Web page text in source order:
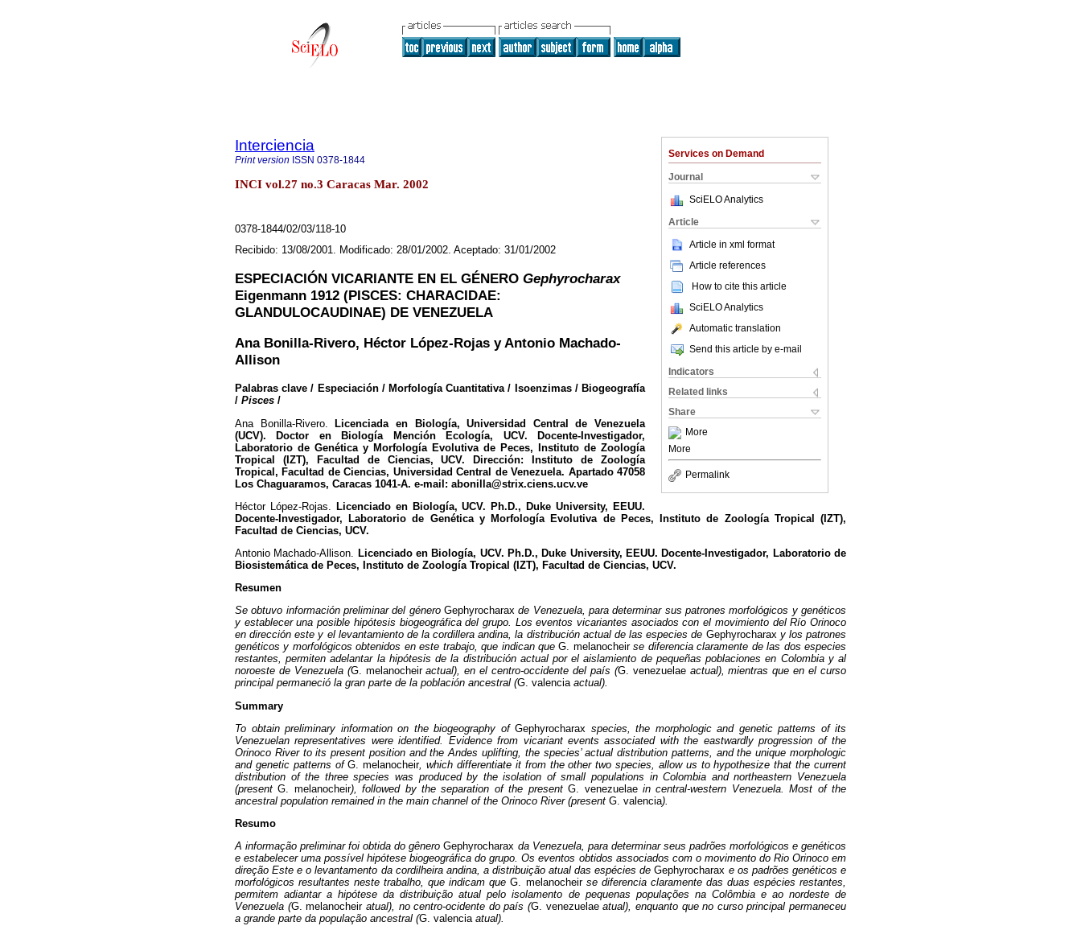
Services on Demand
Journal
SciELO Analytics
Article
Article in xml format
Article references
How to cite this article
SciELO Analytics
Automatic translation
Send this article by e-mail
Indicators
Related links
Share
More
More
Permalink
Interciencia
Print version ISSN 0378-1844
INCI vol.27 no.3 Caracas Mar. 2002
0378-1844/02/03/118-10
Recibido: 13/08/2001. Modificado: 28/01/2002. Aceptado: 31/01/2002
ESPECIACIÓN VICARIANTE EN EL GÉNERO Gephyrocharax
Eigenmann 1912 (PISCES: CHARACIDAE:
GLANDULOCAUDINAE) DE VENEZUELA
Ana Bonilla-Rivero, Héctor López-Rojas y Antonio Machado-
Allison
Palabras clave / Especiación / Morfología Cuantitativa / Isoenzimas / Biogeografía
/ Pisces /
Ana Bonilla-Rivero.
Licenciada en Biología, Universidad Central de Venezuela
(UCV). Doctor en Biología Mención Ecología, UCV. Docente-Investigador,
Laboratorio de Genética y Morfología Evolutiva de Peces, Instituto de Zoología
Tropical (IZT), Facultad de Ciencias, UCV. Dirección: Instituto de Zoología
Tropical, Facultad de Ciencias, Universidad Central de Venezuela. Apartado 47058
Los Chaguaramos, Caracas 1041-A. e-mail: abonilla@strix.ciens.ucv.ve
Héctor López-Rojas.
Licenciado en Biología, UCV. Ph.D., Duke University, EEUU.
Docente-Investigador, Laboratorio de Genética y Morfología Evolutiva de Peces, Instituto de Zoología Tropical (IZT),
Facultad de Ciencias, UCV.
Antonio Machado-Allison. Licenciado en Biología, UCV. Ph.D., Duke University, EEUU. Docente-Investigador, Laboratorio de
Biosistemática de Peces, Instituto de Zoología Tropical (IZT), Facultad de Ciencias, UCV.
Resumen
Se obtuvo información preliminar del género Gephyrocharax de Venezuela, para determinar sus patrones morfológicos y genéticos
y establecer una posible hipótesis biogeográfica del grupo. Los eventos vicariantes asociados con el movimiento del Río Orinoco
en dirección este y el levantamiento de la cordillera andina, la distribución actual de las especies de Gephyrocharaxy los patrones
genéticos y morfológicos obtenidos en este trabajo, que indican queG. melanocheirse diferencia claramente de las dos especies
restantes, permiten adelantar la hipótesis de la distribución actual por el aislamiento de pequeñas poblaciones en Colombia y al
noroeste de Venezuela (G. melanocheiractual), en el centro-occidente del país (G. venezuelaeactual), mientras que en el curso
principal permaneció la gran parte de la población ancestral (G. valenciaactual).
Summary
To obtain preliminary information on the biogeography of Gephyrocharax species, the morphologic and genetic patterns of its
Venezuelan representatives were identified. Evidence from vicariant events associated with the eastwardly progression of the
Orinoco River to its present position and the Andes uplifting, the species’ actual distribution patterns, and the unique morphologic
and genetic patterns ofG. melanocheir, which differentiate it from the other two species, allow us to hypothesize that the current
distribution of the three species was produced by the isolation of small populations in Colombia and northeastern Venezuela
(presentG. melanocheir), followed by the separation of the presentG. venezuelaein central-western Venezuela. Most of the
ancestral population remained in the main channel of the Orinoco River (present G. valencia).
Resumo
A informação preliminar foi obtida do gêneroGephyrocharax da Venezuela, para determinar seus padrões morfológicos e genéticos
e estabelecer uma possível hipótese biogeográfica do grupo. Os eventos obtidos associados com o movimento do Rio Orinoco em
direção Este e o levantamento da cordilheira andina, a distribuição atual das espécies deGephyrocharax e os padrões genéticos e
morfológicos resultantes neste trabalho, que indicam queG. melanocheirse diferencia claramente das duas espécies restantes,
permitem adiantar a hipótese da distribuição atual pelo isolamento de pequenas populações na Colômbia e ao nordeste de
Venezuela (G. melanocheiratual), no centro-ocidente do país (G. venezuelaeatual), enquanto que no curso principal permaneceu
a grande parte da população ancestral (G. valenciaatual).